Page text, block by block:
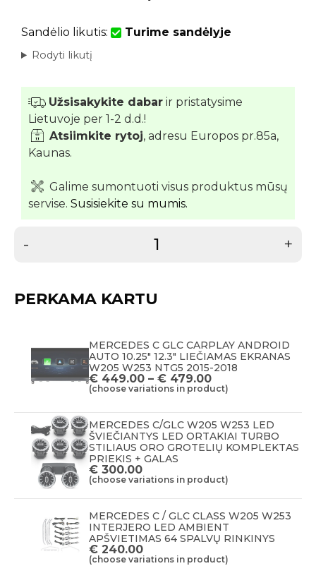
Sandėlio likutis: Turime sandėlyje
Rodyti likutį
Užsisakykite dabar ir pristatysime
Lietuvoje per 1-2 d.d.!
Atsiimkite rytoj, adresu Europos pr.85a,
Kaunas.
Galime sumontuoti visus produktus mūsų
servise. Susisiekite su mumis.
- +
PERKAMA KARTU
MERCEDES C GLC CARPLAY ANDROID
AUTO 10.25" 12.3" LIEČIAMAS EKRANAS
W205 W253 NTG5 2015-2018
€ 449.00 – € 479.00
(choose variations in product)
MERCEDES C/GLC W205 W253 LED
ŠVIEČIANTYS LED ORTAKIAI TURBO
STILIAUS ORO GROTELIŲ KOMPLEKTAS
PRIEKIS + GALAS
€ 300.00
(choose variations in product)
MERCEDES C / GLC CLASS W205 W253
INTERJERO LED AMBIENT
APŠVIETIMAS 64 SPALVŲ RINKINYS
€ 240.00
(choose variations in product)